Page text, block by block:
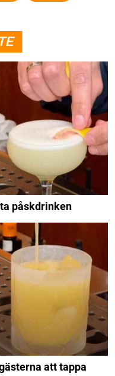
påskdrinken
att tappa